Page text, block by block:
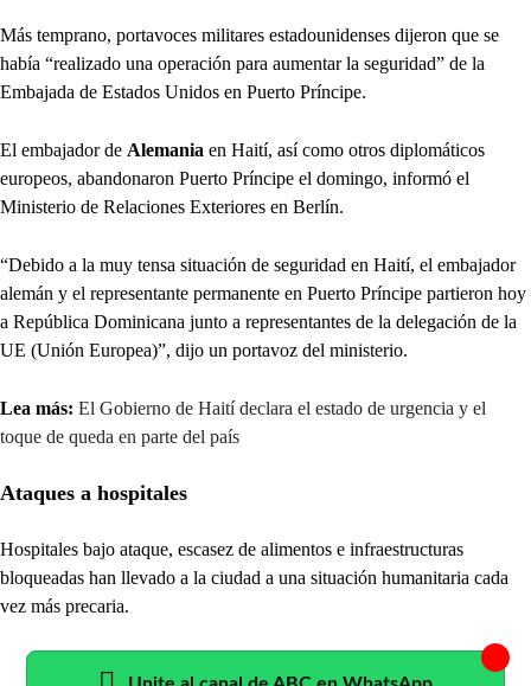
Más temprano, portavoces militares estadounidenses dijeron que se
había “realizado una operación para aumentar la seguridad” de la
Embajada de Estados Unidos en Puerto Príncipe.
El embajador de Alemania en Haití, así como otros diplomáticos
europeos, abandonaron Puerto Príncipe el domingo, informó el
Ministerio de Relaciones Exteriores en Berlín.
“Debido a la muy tensa situación de seguridad en Haití, el embajador
alemán y el representante permanente en Puerto Príncipe partieron hoy
a República Dominicana junto a representantes de la delegación de la
UE (Unión Europea)”, dijo un portavoz del ministerio.
Lea más: El Gobierno de Haití declara el estado de urgencia y el
toque de queda en parte del país
Ataques a hospitales
Hospitales bajo ataque, escasez de alimentos e infraestructuras
bloqueadas han llevado a la ciudad a una situación humanitaria cada
vez más precaria.